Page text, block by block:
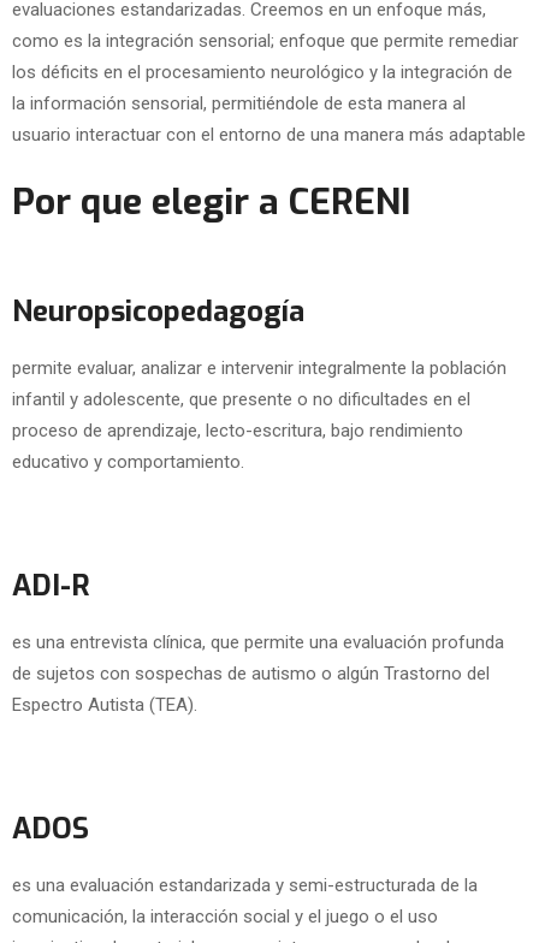
evaluaciones estandarizadas. Creemos en un enfoque más,
como es la integración sensorial; enfoque que permite remediar
los déficits en el procesamiento neurológico y la integración de
la información sensorial, permitiéndole de esta manera al
usuario interactuar con el entorno de una manera más adaptable
Por que elegir a CERENI
Neuropsicopedagogía
permite evaluar, analizar e intervenir integralmente la población
infantil y adolescente, que presente o no dificultades en el
proceso de aprendizaje, lecto-escritura, bajo rendimiento
educativo y comportamiento.
ADI-R
es una entrevista clínica, que permite una evaluación profunda
de sujetos con sospechas de autismo o algún Trastorno del
Espectro Autista (TEA).
ADOS
es una evaluación estandarizada y semi-estructurada de la
comunicación, la interacción social y el juego o el uso